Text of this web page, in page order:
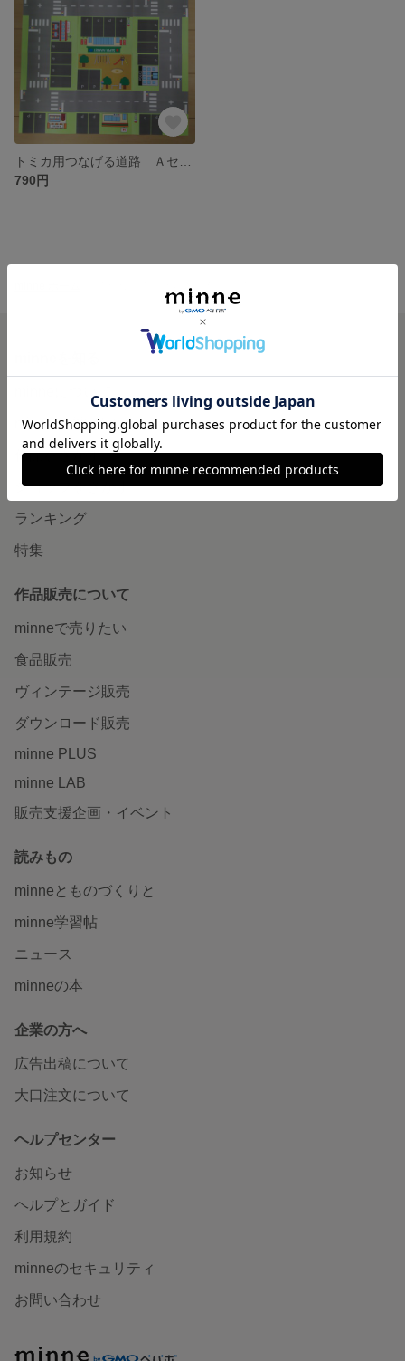
790円
子どもの笑顔発見隊 の作品一覧
minneで買いたい
作品をさがす
ショップをさがす
ランキング
特集
作品販売について
minneで売りたい
食品販売
ヴィンテージ販売
ダウンロード販売
minne PLUS
minne LAB
販売支援企画・イベント
読みもの
minneとものづくりと
minne学習帖
ニュース
minneの本
企業の方へ
広告出稿について
大口注文について
ヘルプセンター
お知らせ
ヘルプとガイド
利用規約
minneのセキュリティ
お問い合わせ